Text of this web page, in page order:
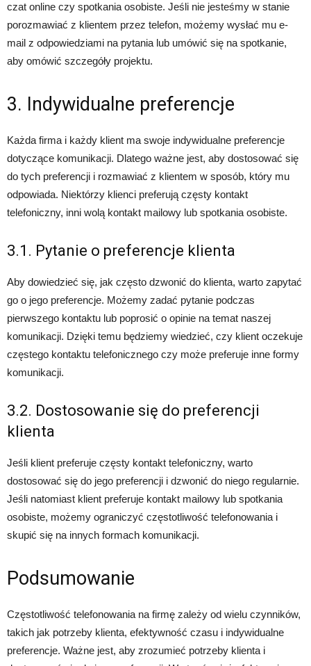
czat online czy spotkania osobiste. Jeśli nie jesteśmy w stanie
porozmawiać z klientem przez telefon, możemy wysłać mu e-
mail z odpowiedziami na pytania lub umówić się na spotkanie,
aby omówić szczegóły projektu.
3. Indywidualne preferencje
Każda firma i każdy klient ma swoje indywidualne preferencje
dotyczące komunikacji. Dlatego ważne jest, aby dostosować się
do tych preferencji i rozmawiać z klientem w sposób, który mu
odpowiada. Niektórzy klienci preferują częsty kontakt
telefoniczny, inni wolą kontakt mailowy lub spotkania osobiste.
3.1. Pytanie o preferencje klienta
Aby dowiedzieć się, jak często dzwonić do klienta, warto zapytać
go o jego preferencje. Możemy zadać pytanie podczas
pierwszego kontaktu lub poprosić o opinie na temat naszej
komunikacji. Dzięki temu będziemy wiedzieć, czy klient oczekuje
częstego kontaktu telefonicznego czy może preferuje inne formy
komunikacji.
3.2. Dostosowanie się do preferencji
klienta
Jeśli klient preferuje częsty kontakt telefoniczny, warto
dostosować się do jego preferencji i dzwonić do niego regularnie.
Jeśli natomiast klient preferuje kontakt mailowy lub spotkania
osobiste, możemy ograniczyć częstotliwość telefonowania i
skupić się na innych formach komunikacji.
Podsumowanie
Częstotliwość telefonowania na firmę zależy od wielu czynników,
takich jak potrzeby klienta, efektywność czasu i indywidualne
preferencje. Ważne jest, aby zrozumieć potrzeby klienta i